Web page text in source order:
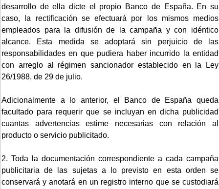
desarrollo de ella dicte el propio Banco de España. En su
caso, la rectificación se efectuará por los mismos medios
empleados para la difusión de la campaña y con idéntico
alcance. Esta medida se adoptará sin perjuicio de las
responsabilidades en que pudiera haber incurrido la entidad
con arreglo al régimen sancionador establecido en la Ley
26/1988, de 29 de julio.
Adicionalmente a lo anterior, el Banco de España queda
facultado para requerir que se incluyan en dicha publicidad
cuantas advertencias estime necesarias con relación al
producto o servicio publicitado.
2. Toda la documentación correspondiente a cada campaña
publicitaria de las sujetas a lo previsto en esta orden se
conservará y anotará en un registro interno que se custodiará